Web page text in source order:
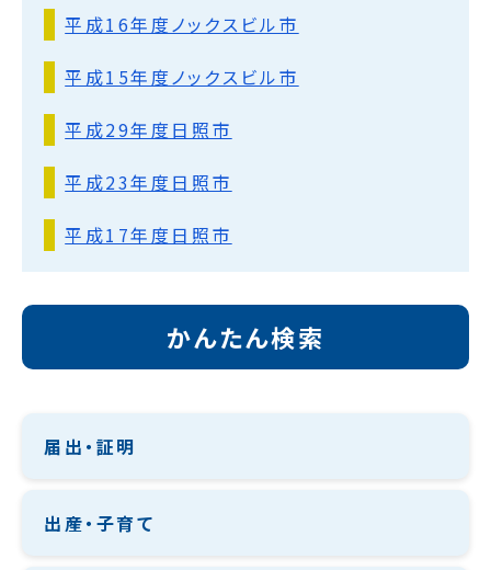
平成16年度ノックスビル市
平成15年度ノックスビル市
平成29年度日照市
平成23年度日照市
平成17年度日照市
かんたん検索
届出・証明
出産・子育て